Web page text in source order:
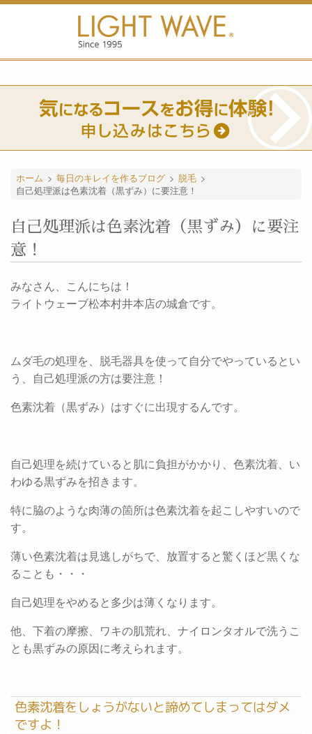
ホーム > 毎日のキレイを作るブログ > 脱毛 >
自己処理派は色素沈着（黒ずみ）に要注意！
自己処理派は色素沈着（黒ずみ）に要注
意！
みなさん、こんにちは！
ライトウェーブ松本村井本店の城倉です。
ムダ毛の処理を、脱毛器具を使って自分でやっているとい
う、自己処理派の方は要注意！
色素沈着（黒ずみ）はすぐに出現するんです。
自己処理を続けていると肌に負担がかかり、色素沈着、い
わゆる黒ずみを招きます。
特に脇のような肉薄の箇所は色素沈着を起こしやすいので
す。
薄い色素沈着は見逃しがちで、放置すると驚くほど黒くな
ることも・・・
自己処理をやめると多少は薄くなります。
他、下着の摩擦、ワキの肌荒れ、ナイロンタオルで洗うこ
とも黒ずみの原因に考えられます。
色素沈着をしょうがないと諦めてしまってはダメ
ですよ！